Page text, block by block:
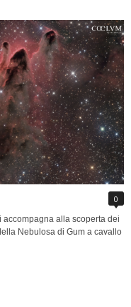
0
accompagna alla scoperta dei
Nebulosa di Gum a cavallo